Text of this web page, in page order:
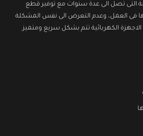
التى تصل الى عدة سنوات مع توفير قطع
فى العمل، وعدم التعرض الى نفس المشكلة
الاجهزة الكهربائية تتم بشكل سريع ومتميز.